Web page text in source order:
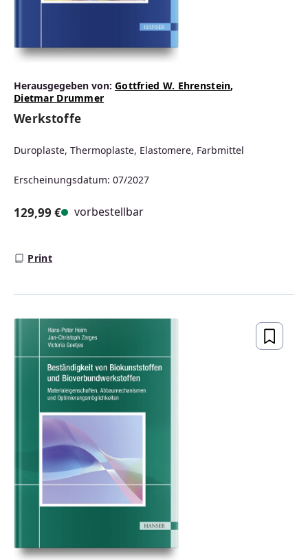
Herausgegeben von: Gottfried W. Ehrenstein,
Dietmar Drummer
Werkstoffe
Duroplaste, Thermoplaste, Elastomere, Farbmittel
Erscheinungsdatum: 07/2027
129,99 € vorbestellbar
Print